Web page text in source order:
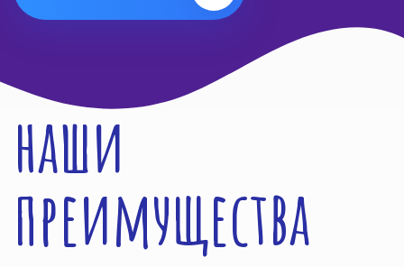
наши
преимущества